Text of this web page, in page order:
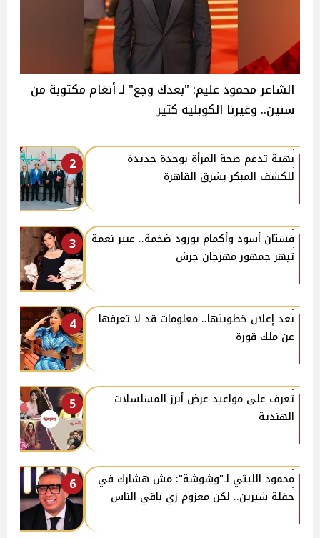
الشاعر محمود عليم: "بعدك وجع" لـ أنغام مكتوبة من
سنين.. وغيرنا الكوبليه كتير
2
بهية تدعم صحة المرأة بوحدة جديدة
للكشف المبكر بشرق القاهرة
3
فستان أسود وأكمام بورود ضخمة.. عبير نعمة
تبهر جمهور مهرجان جرش
4
بعد إعلان خطوبتها.. معلومات قد لا تعرفها
عن ملك قورة
5
تعرف على مواعيد عرض أبرز المسلسلات
الهندية
6
محمود الليثي لـ"وشوشة": مش هشارك في
حفلة شيرين.. لكن معزوم زي باقي الناس